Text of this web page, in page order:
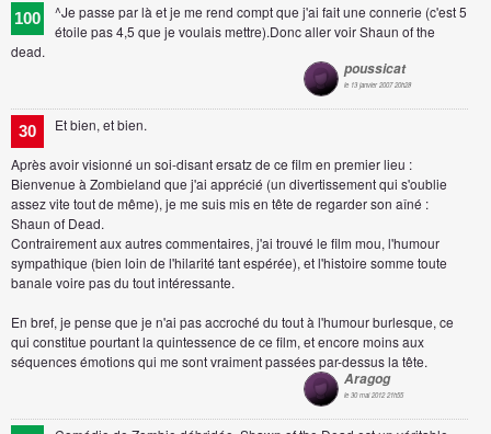
100
^Je passe par là et je me rend compt que j'ai fait une connerie (c'est 5
étoile pas 4,5 que je voulais mettre).Donc aller voir Shaun of the
dead.
poussicat
le 13 janvier 2007 20h28
30 Et bien, et bien.
Après avoir visionné un soi-disant ersatz de ce film en premier lieu :
Bienvenue à Zombieland que j'ai apprécié (un divertissement qui s'oublie
assez vite tout de même), je me suis mis en tête de regarder son aîné :
Shaun of Dead.
Contrairement aux autres commentaires, j'ai trouvé le film mou, l'humour
sympathique (bien loin de l'hilarité tant espérée), et l'histoire somme toute
banale voire pas du tout intéressante.
En bref, je pense que je n'ai pas accroché du tout à l'humour burlesque, ce
qui constitue pourtant la quintessence de ce film, et encore moins aux
séquences émotions qui me sont vraiment passées par-dessus la tête.
Aragog
le 30 mai 2012 21h55